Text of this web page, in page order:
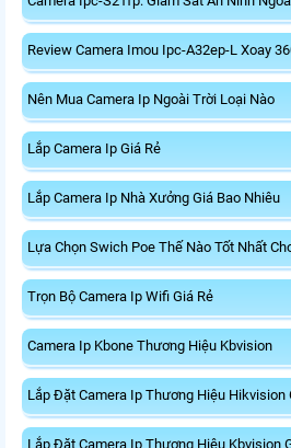
Review Camera Imou Ipc-A32ep-L Xoay
Nên Mua Camera Ip Ngoài Trời Loại Nào
Lắp Camera Ip Giá Rẻ
Lắp Camera Ip Nhà Xưởng Giá Bao Nhiêu
Lựa Chọn Swich Poe Thế Nào Tốt Nhất
Trọn Bộ Camera Ip Wifi Giá Rẻ
Camera Ip Kbone Thương Hiệu Kbvision
Lắp Đặt Camera Ip Thương Hiệu Hikvision
Lắp Đặt Camera Ip Thương Hiệu Kbvision